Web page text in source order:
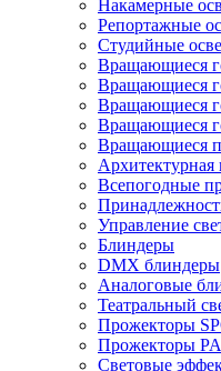
Накамерные
Репортажные
Студийные
Вращающиеся
Вращающиеся
Вращающиеся
Вращающиеся
Вращающиеся
Архитектурная
Всепогодные
Управление
Блиндеры
DMX блиндеры
Аналоговые
Театральный
Прожекторы
Прожекторы
Световые